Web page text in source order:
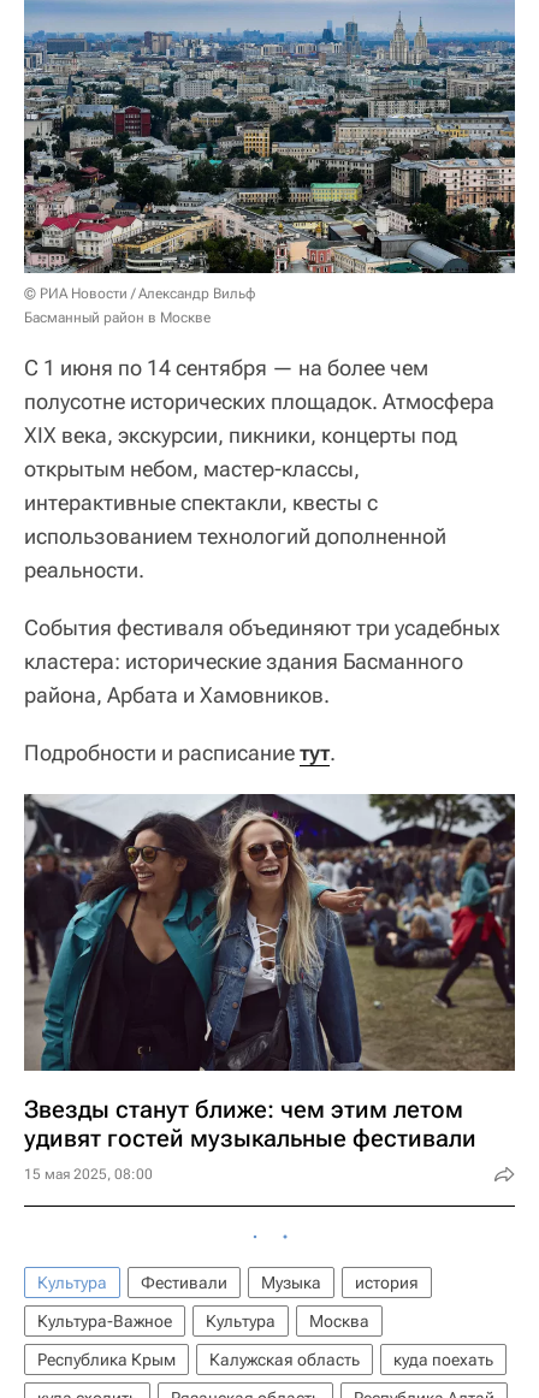
© РИА Новости / Александр Вильф
Басманный район в Москве
С 1 июня по 14 сентября — на более чем
полусотне исторических площадок. Атмосфера
XIX века, экскурсии, пикники, концерты под
открытым небом, мастер-классы,
интерактивные спектакли, квесты с
использованием технологий дополненной
реальности.
События фестиваля объединяют три усадебных
кластера: исторические здания Басманного
района, Арбата и Хамовников.
Подробности и расписаниетут.
Звезды станут ближе: чем этим летом
удивят гостей музыкальные фестивали
15 мая 2025, 08:00
Культура Фестивали Музыка
история
Культура-Важное
Культура
Москва
Республика Крым
Калужская область
куда поехать